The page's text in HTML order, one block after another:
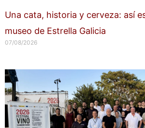
Una cata, historia y cerveza: así
museo de Estrella Galicia
07/08/2026